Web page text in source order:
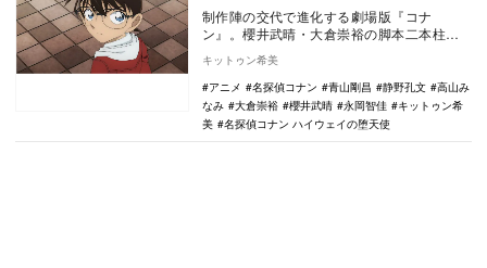
制作陣の交代で進化する劇場版『コナ
ン』。櫻井武晴・大倉崇裕の脚本二本柱
と、永岡智佳・蓮井隆弘ら個性派監督が織
りなす作風の変遷を辿…
キットゥン希美
アニメ
名探偵コナン 青山剛昌 静野孔文
高山み
なみ
大倉崇裕 櫻井武晴 永岡智佳
キットゥン希
美
名探偵コナン ハイウェイの堕天使